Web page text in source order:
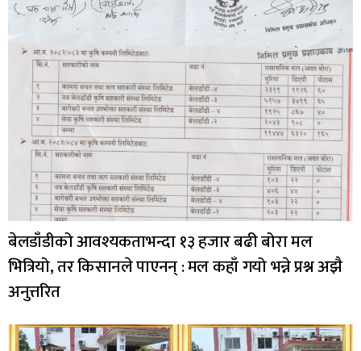
बेलडाँडीको आवश्यकताभन्दा १३ हजार बढी बोरा मल
भित्रियो, तर किसानले पाएनन् : मल कहाँ गयो भन्ने प्रश्न अझै
अनुत्तरित